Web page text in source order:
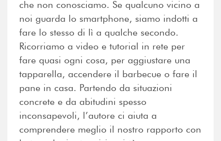
che non conosciamo. Se qualcuno vicino a
noi guarda lo smartphone, siamo indotti a
fare lo stesso di lì a qualche secondo.
Ricorriamo a video e tutorial in rete per
fare quasi ogni cosa, per aggiustare una
tapparella, accendere il barbecue o fare il
pane in casa. Partendo da situazioni
concrete e da abitudini spesso
inconsapevoli, l’autore ci aiuta a
comprendere meglio il nostro rapporto con